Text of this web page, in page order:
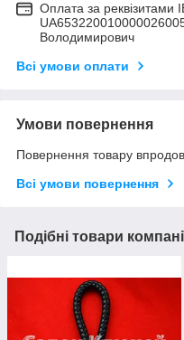
Оплата за реквізитами
Володимирович
Всі умови оплати
Умови повернення
Повернення товару
Всі умови повернення
Подібні товари